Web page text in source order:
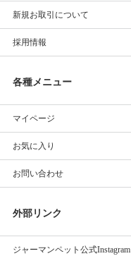
新規お取引について
採用情報
各種メニュー
マイページ
お気に入り
お問い合わせ
外部リンク
ジャーマンペット公式Instagram